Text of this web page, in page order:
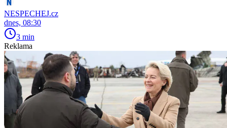
NESPECHEJ.cz
dnes, 08:30
3 min
Reklama